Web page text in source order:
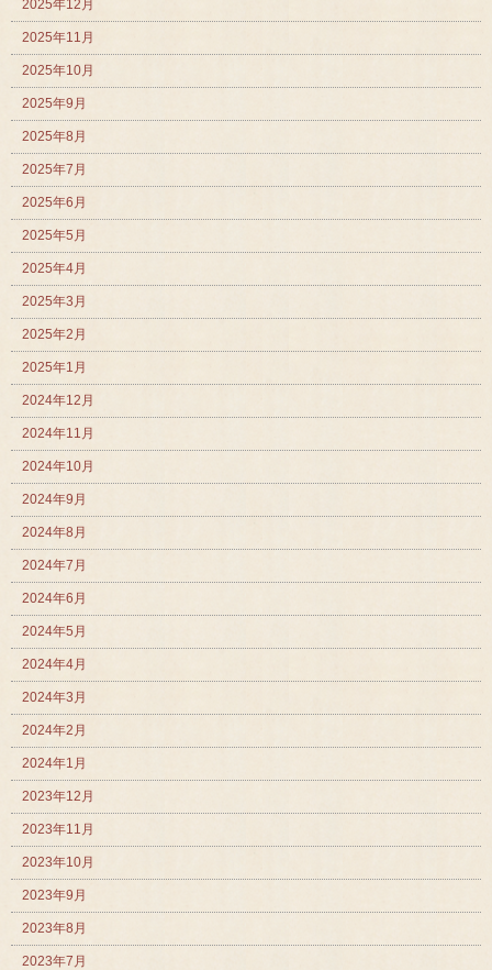
2025年12月
2025年11月
2025年10月
2025年9月
2025年8月
2025年7月
2025年6月
2025年5月
2025年4月
2025年3月
2025年2月
2025年1月
2024年12月
2024年11月
2024年10月
2024年9月
2024年8月
2024年7月
2024年6月
2024年5月
2024年4月
2024年3月
2024年2月
2024年1月
2023年12月
2023年11月
2023年10月
2023年9月
2023年8月
2023年7月